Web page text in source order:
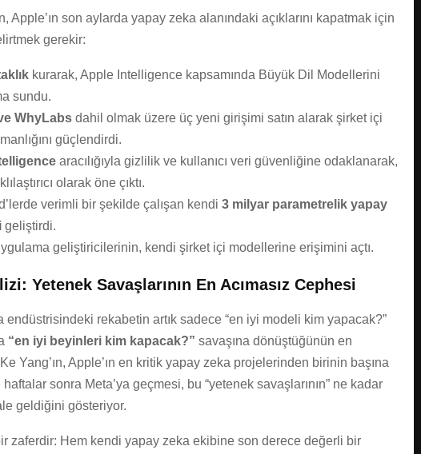
Apple’ın son aylarda yapay zeka alanındaki açıklarını kapatmak için
gerekir:
kurarak, Apple Intelligence kapsamında Büyük Dil Modellerini
sundu.
WhyLabs dahil olmak üzere üç yeni girişimi satın alarak şirket içi
güçlendirdi.
aracılığıyla gizlilik ve kullanıcı veri güvenliğine odaklanarak,
olarak öne çıktı.
verimli bir şekilde çalışan kendi 3 milyar parametrelik yapay
geliştirdi.
geliştiricilerinin, kendi şirket içi modellerine erişimini açtı.
Yetenek Savaşlarının En Acımasız Cephesi
endüstrisindeki rekabetin artık sadece “en iyi modeli kim yapacak?”
“en iyi beyinleri kim kapacak?” savaşına dönüştüğünün en
Yang’ın, Apple’ın en kritik yapay zeka projelerinden birinin başına
sonra Meta’ya geçmesi, bu “yetenek savaşlarının” ne kadar
geldiğini gösteriyor.
zaferdir: Hem kendi yapay zeka ekibine son derece değerli bir